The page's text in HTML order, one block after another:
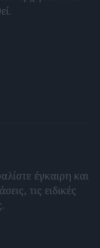
έγκαιρη και
τις ειδικές